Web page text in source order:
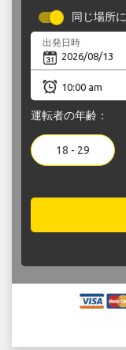
同じ場所
出発日時
運転者の年齢：
18 - 29